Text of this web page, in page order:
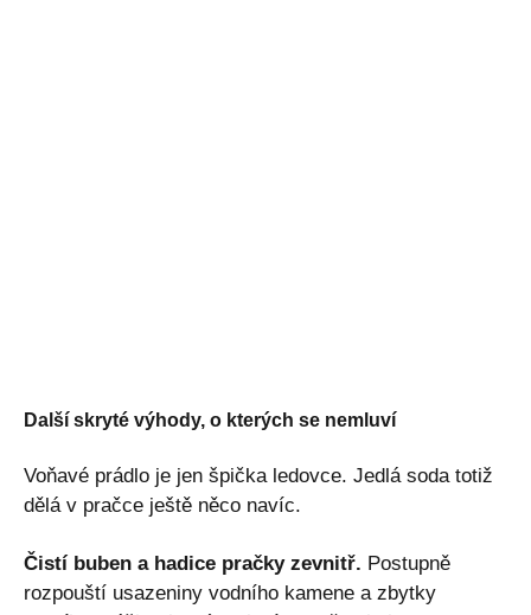
Další skryté výhody, o kterých se nemluví
Voňavé prádlo je jen špička ledovce. Jedlá soda totiž
dělá v pračce ještě něco navíc.
Čistí buben a hadice pračky zevnitř. Postupně
rozpouští usazeniny vodního kamene a zbytky